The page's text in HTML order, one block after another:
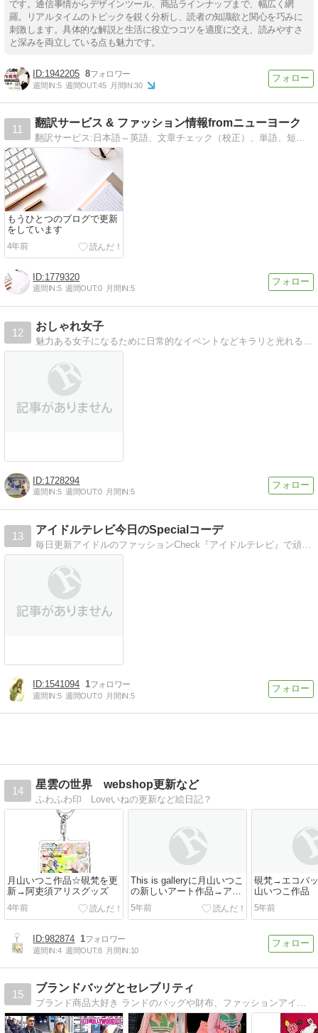
です。通信事情からデザインツール、商品ラインナップまで、幅広く網
羅。リアルタイムのトピックを鋭く分析し、読者の知識欲と関心を巧みに
刺激します。具体的な解説と生活に役立つコツを適度に交え、読みやすさ
と深みを両立している点も魅力です。
1942205 8
週間IN:5 週間OUT:45 月間IN:30
11
翻訳サービス & ファッション情報fromニューヨーク
翻訳サービス:日本語⇔英語、文章チェック（校正）、単語、短文でも翻訳します!またニューヨークからのファッション&スタイル情報を中心に一部翻訳して紹介
もうひとつのブログで更新
をしています
4年前
1779320
週間IN:5 週間OUT:0 月間IN:5
12
おしゃれ女子
魅力ある女子になるために日常的なイベントなどキラリと光れるようにいろんなものをご紹介。おしゃれママにも必見です。
1728294
週間IN:5 週間OUT:0 月間IN:5
13
アイドルテレビ今日のSpecialコーデ
毎日更新アイドルのファッションCheck『アイドルテレビ』で頑張るアイドルのタマゴ達の服装やコーディネイトを毎日更新中！
1541094 1
週間IN:5 週間OUT:0 月間IN:5
14
星雲の世界 webshop更新など
ふわふわ印 Loveいねの更新など絵日記？
月山いつこ作品☆硯梵を更
新→阿吏須アリスグッズ
4年前
This is galleryに月山いつこ
の新しいアート作品→アー
トメーターから移行いたし
ました！
5年前
硯梵→エコバ
山いつこ作品
5年前
982874 1
週間IN:4 週間OUT:8 月間IN:10
15
ブランドバッグとセレブリティ
ブランド商品大好き ランドのバッグや財布、ファッションアイテムなどをご紹介。セレブが持ってるブランド商品なども紹介していきます。